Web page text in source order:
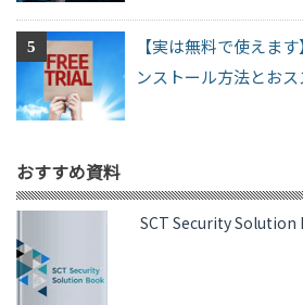
【実は無料で使えま
ンストール方法とお
おすすめ資料
SCT Security Solution